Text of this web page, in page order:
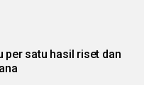
per satu hasil riset dan